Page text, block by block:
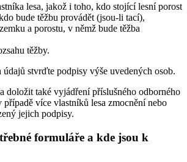
lesa, jakož i toho, kdo stojící lesní porost
bude těžbu provádět (jsou-li tací),
a porostu, v němž bude těžba
těžby.
údajů stvrďte podpisy výše uvedených osob.
doložit také vyjádření příslušného odborného
případě více vlastníků lesa zmocnění nebo
jejich podpisy.
formuláře a kde jsou k